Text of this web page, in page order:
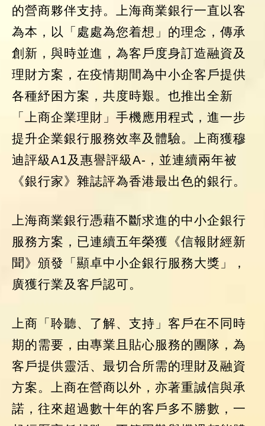
的營商夥伴支持。上海商業銀行一直以客
為本，以「處處為您着想」的理念，傳承
創新，與時並進，為客戶度身訂造融資及
理財方案，在疫情期間為中小企客戶提供
各種紓困方案，共度時艱。也推出全新
「上商企業理財」手機應用程式，進一步
提升企業銀行服務效率及體驗。上商獲穆
迪評級A1及惠譽評級A-，並連續兩年被
《銀行家》雜誌評為香港最出色的銀行。
上海商業銀行憑藉不斷求進的中小企銀行
服務方案，已連續五年榮獲《信報財經新
聞》頒發「顯卓中小企銀行服務大獎」，
廣獲行業及客戶認可。
上商「聆聽、了解、支持」客戶在不同時
期的需要，由專業且貼心服務的團隊，為
客戶提供靈活、最切合所需的理財及融資
方案。上商在營商以外，亦著重誠信與承
諾，往來超過數十年的客戶多不勝數，一